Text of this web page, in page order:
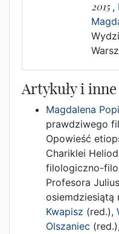
2015 ,
Artykuły i
Magdalena
prawdziwego
Opowieść
Chariklei
filologiczno-
Profesora
osiemdziesiątą
Kwapisz (red.),
Olszaniec (red.),